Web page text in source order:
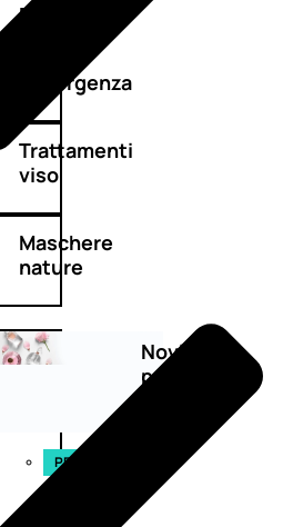
Bagno
Detergenza
Trattamenti
viso
Maschere
nature
Novità
profumi
PROMO